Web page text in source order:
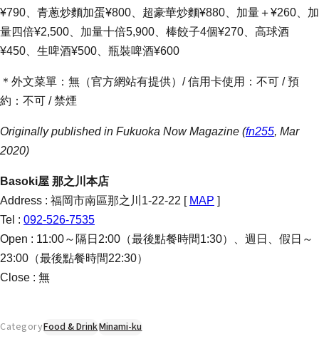
¥790、青蔥炒麵加蛋¥800、超豪華炒麵¥880、加量＋¥260、加
量四倍¥2,500、加量十倍5,900、棒餃子4個¥270、高球酒
¥450、生啤酒¥500、瓶裝啤酒¥600
＊外文菜單：無（官方網站有提供）/ 信用卡使用：不可 / 預
約：不可 / 禁煙
Originally published in Fukuoka Now Magazine (fn255, Mar
2020)
Basoki屋 那之川本店
Address : 福岡市南區那之川1-22-22 [ MAP ]
Tel : 092-526-7535
Open : 11:00～隔日2:00（最後點餐時間1:30）、週日、假日～
23:00（最後點餐時間22:30）
Close : 無
CategoryFood & DrinkMinami-ku